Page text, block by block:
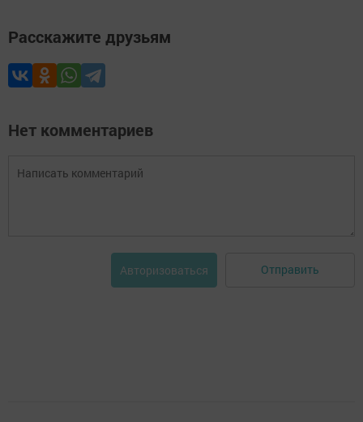
Расскажите друзьям
Нет комментариев
Авторизоваться Отправить